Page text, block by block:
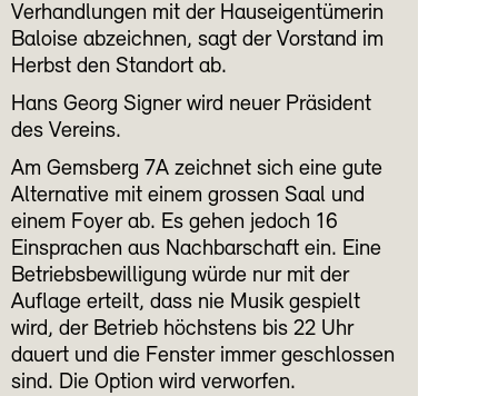
Verhandlungen mit der Hauseigentümerin
Baloise abzeichnen, sagt der Vorstand im
Herbst den Standort ab.
Hans Georg Signer wird neuer Präsident
des Vereins.
Am Gemsberg 7A zeichnet sich eine gute
Alternative mit einem grossen Saal und
einem Foyer ab. Es gehen jedoch 16
Einsprachen aus Nachbarschaft ein. Eine
Betriebsbewilligung würde nur mit der
Auflage erteilt, dass nie Musik gespielt
wird, der Betrieb höchstens bis 22 Uhr
dauert und die Fenster immer geschlossen
sind. Die Option wird verworfen.